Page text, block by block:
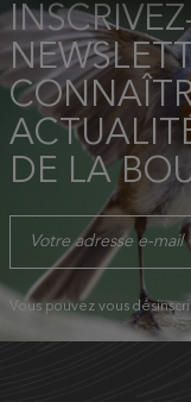
DE LA
Vous pouvez vous